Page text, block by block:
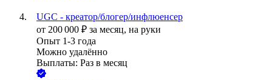
UGC - креатор/блогер/инфлюенсер
от 200 000 ₽ за месяц, на руки
Опыт 1-3 года
Можно удалённо
Выплаты: Раз в месяц